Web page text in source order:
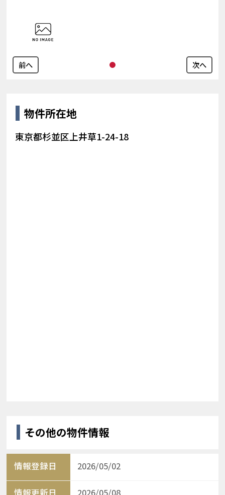
前へ 次へ
物件所在地
東京都杉並区上井草1-24-18
その他の物件情報
情報登録日 2026/05/02